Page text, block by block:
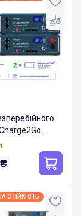
₴
СТІЙКІСТЬ